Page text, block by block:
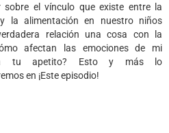
sobre el vínculo que existe entre la
la alimentación en nuestro niños
relación una cosa con la
afectan las emociones de mi
tu apetito? Esto y más lo
en ¡Este episodio!